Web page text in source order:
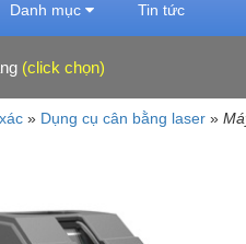
Danh mục Tin tức
(click chọn)
(1)
» Dụng cụ cân bằng laser »